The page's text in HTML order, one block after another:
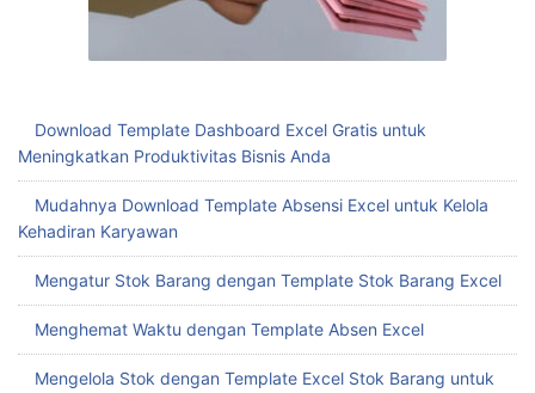
Download Template Dashboard Excel Gratis untuk
Meningkatkan Produktivitas Bisnis Anda
Mudahnya Download Template Absensi Excel untuk Kelola
Kehadiran Karyawan
Mengatur Stok Barang dengan Template Stok Barang Excel
Menghemat Waktu dengan Template Absen Excel
Mengelola Stok dengan Template Excel Stok Barang untuk